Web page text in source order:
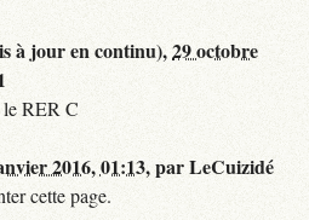
à jour en continu),29 octobre
le RER C
2016, 01:13,parLeCuizidé
cette page.